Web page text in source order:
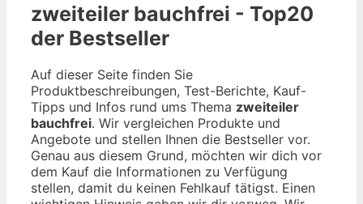
zweiteiler bauchfrei - Top20
der Bestseller
Auf dieser Seite finden Sie
Produktbeschreibungen, Test-Berichte, Kauf-
Tipps und Infos rund ums Thema zweiteiler
bauchfrei. Wir vergleichen Produkte und
Angebote und stellen Ihnen die Bestseller vor.
Genau aus diesem Grund, möchten wir dich vor
dem Kauf die Informationen zu Verfügung
stellen, damit du keinen Fehlkauf tätigst. Einen